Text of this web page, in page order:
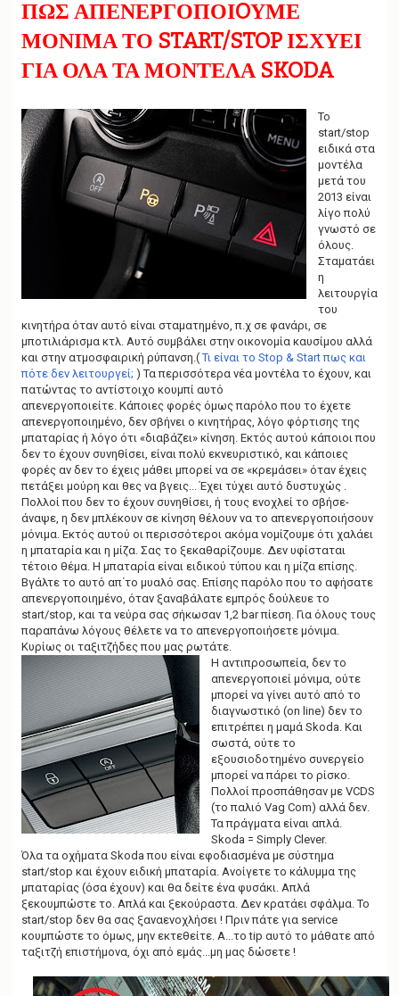
a
t
i
o
ΠΩΣ ΑΠΕΝΕΡΓΟΠΟΙOΥΜΕ
ΜΟΝΙΜΑ ΤΟ START/STOP ΙΣΧΥΕΙ
ΓΙΑ ΟΛΑ ΤΑ ΜΟΝΤΕΛΑ SKODA
Το
start/stop
ειδικά στα
μοντέλα
μετά του
2013 είναι
λίγο πολύ
γνωστό σε
όλους.
Σταματάει
η
λειτουργία
του
κινητήρα όταν αυτό είναι σταματημένο, π.χ σε φανάρι, σε
μποτιλιάρισμα κτλ. Αυτό συμβάλει στην οικονομία καυσίμου αλλά
και στην ατμοσφαιρική ρύπανση.(Τι είναι το Stop & Start πως και
πότε δεν λειτουργεί; ) Τα περισσότερα νέα μοντέλα το έχουν, και
πατώντας το αντίστοιχο κουμπί αυτό
απενεργοποιείτε. Κάποιες φορές όμως παρόλο που το έχετε
απενεργοποιημένο, δεν σβήνει ο κινητήρας, λόγο φόρτισης της
μπαταρίας ή λόγο ότι «διαβάζει» κίνηση. Εκτός αυτού κάποιοι που
δεν το έχουν συνηθίσει, είναι πολύ εκνευριστικό, και κάποιες
φορές αν δεν το έχεις μάθει μπορεί να σε «κρεμάσει» όταν έχεις
πετάξει μούρη και θες να βγεις... Έχει τύχει αυτό δυστυχώς .
Πολλοί που δεν το έχουν συνηθίσει, ή τους ενοχλεί το σβήσε-
άναψε, η δεν μπλέκουν σε κίνηση θέλουν να το απενεργοποιήσουν
μόνιμα. Εκτός αυτού οι περισσότεροι ακόμα νομίζουμε ότι χαλάει
η μπαταρία και η μίζα. Σας το ξεκαθαρίζουμε. Δεν υφίσταται
τέτοιο θέμα. Η μπαταρία είναι ειδικού τύπου και η μίζα επίσης.
Βγάλτε το αυτό απ΄το μυαλό σας. Επίσης παρόλο που το αφήσατε
απενεργοποιημένο, όταν ξαναβάλατε εμπρός δούλευε το
start/stop, και τα νεύρα σας σήκωσαν 1,2 bar πίεση. Για όλους τους
παραπάνω λόγους θέλετε να το απενεργοποιήσετε μόνιμα.
Kυρίως οι ταξιτζήδες που μας ρωτάτε.
Η αντιπροσωπεία, δεν το
απενεργοποιεί μόνιμα, ούτε
μπορεί να γίνει αυτό από το
διαγνωστικό (on line) δεν το
επιτρέπει η μαμά Skoda. Και
σωστά, ούτε το
εξουσιοδοτημένο συνεργείο
μπορεί να πάρει το ρίσκο.
Πολλοί προσπάθησαν με VCDS
(το παλιό Vag Com) αλλά δεν.
Τα πράγματα είναι απλά.
Skoda = Simply Clever.
Όλα τα οχήματα Skoda που είναι εφοδιασμένα με σύστημα
start/stop και έχουν ειδική μπαταρία. Ανοίγετε το κάλυμμα της
μπαταρίας (όσα έχουν) και θα δείτε ένα φυσάκι. Απλά
ξεκουμπώστε το. Απλά και ξεκούραστα. Δεν κρατάει σφάλμα. Το
start/stop δεν θα σας ξαναενοχλήσει ! Πριν πάτε για service
κουμπώστε το όμως, μην εκτεθείτε. Α...το tip αυτό το μάθατε από
ταξιτζή επιστήμονα, όχι από εμάς...μη μας δώσετε !